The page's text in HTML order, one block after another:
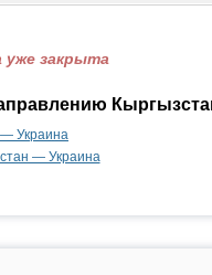
уже закрыта
— Украина
— Украина